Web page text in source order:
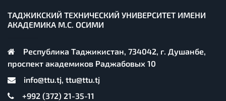
ТАДЖИКСКИЙ ТЕХНИЧЕСКИЙ УНИВЕРСИТЕТ ИМЕНИ
АКАДЕМИКА М.С. ОСИМИ
Республика Таджикистан, 734042, г. Душанбе,
проспект академиков Раджабовых 10
info@ttu.tj, ttu@ttu.tj
+992 (372) 21-35-11